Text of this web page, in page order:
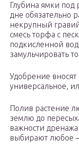
Глубина ямки под
дне обязательно
некрупный
смесь торфа с
подкисленной
замульчировать
Удобрение
универсальное,
Полив растение
землю до
важности
выбирают любое